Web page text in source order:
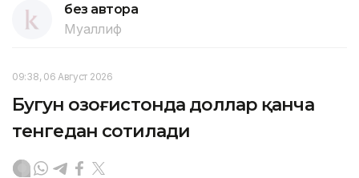
без автора
Муаллиф
09:38, 06 Август 2026
Бугун Қозоғистонда доллар қанча
тенгедан сотилади